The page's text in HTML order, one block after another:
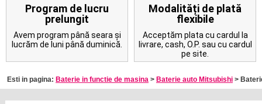
Program de lucru
prelungit
Avem program până seara și
lucrăm de luni până duminică.
Modalități de plată
flexibile
Acceptăm plata cu cardul la
livrare, cash, O.P. sau cu cardul
pe site.
Esti in pagina: Baterie in functie de masina > Baterie auto Mitsubishi >